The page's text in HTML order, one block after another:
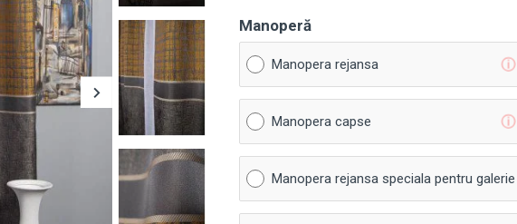
Manoperă
Manopera rejansa ⓘ
Manopera capse ⓘ
Manopera rejansa speciala pentru galerie